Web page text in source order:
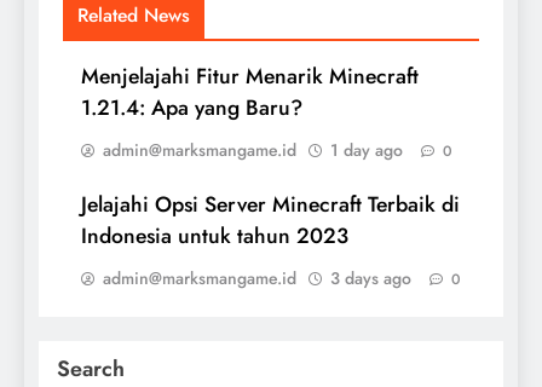
Related News
Menjelajahi Fitur Menarik Minecraft
1.21.4: Apa yang Baru?
admin@marksmangame.id 1 day ago 0
Jelajahi Opsi Server Minecraft Terbaik di
Indonesia untuk tahun 2023
admin@marksmangame.id 3 days ago 0
Search